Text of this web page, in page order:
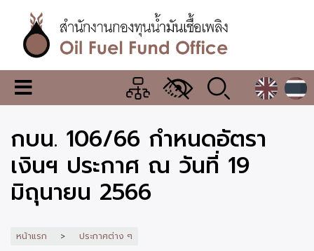
เนื้อหา
หลักสำนักงาน
กองทุน
น้ำมัน
เชื้อ
เพลิง
เมนู
เปลี่ยน
แสดง
ผล
กบน. 106/66 กำหนดอัตรา
เงินฯ ประกาศ ณ วันที่ 19
มิถุนายน 2566
หน้าแรก ประกาศต่าง ๆ